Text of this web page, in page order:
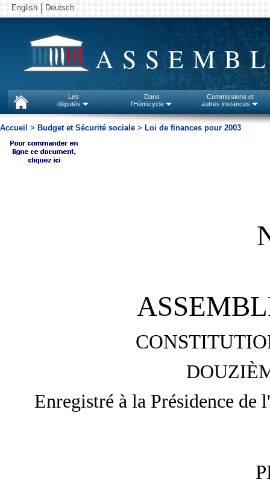
English Deutsch
Les
députés
Dans
l'Hémicycle
Commissions et
autres instances
Accueil > Budget et Sécurité sociale > Loi de finances pour 2003
Enregistré à la Présidence de